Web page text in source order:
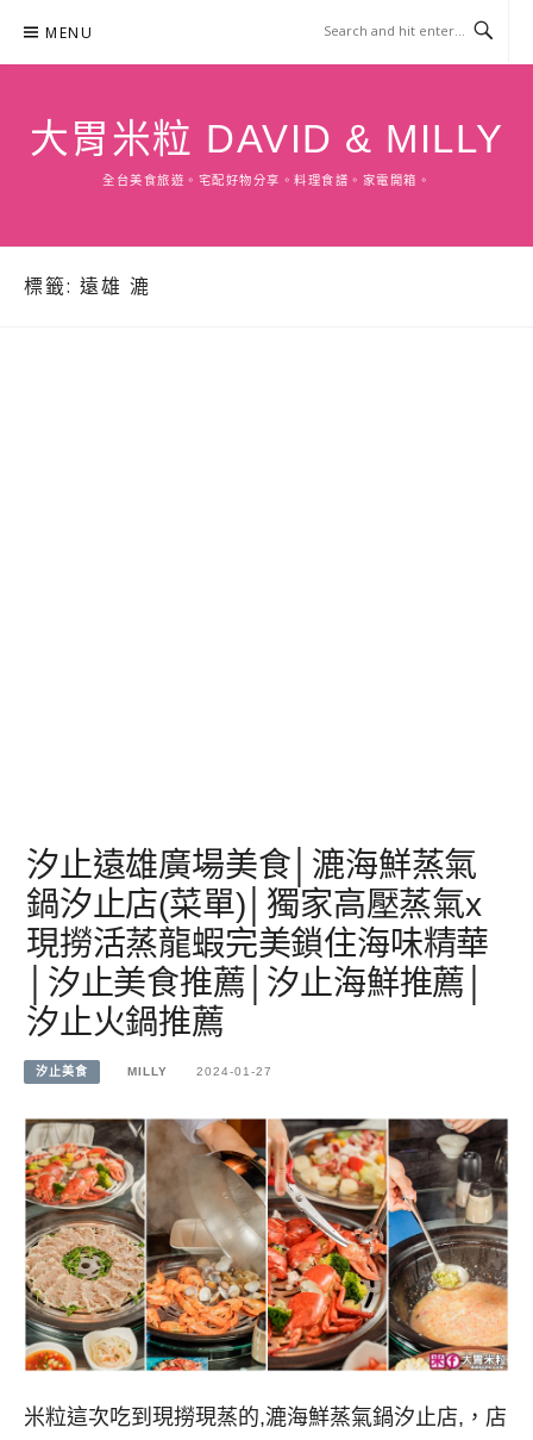
content
MENU
大胃米粒 DAVID & MILLY
全台美食旅遊。宅配好物分享。料理食譜。家電開箱。
標籤: 遠雄 漉
汐止遠雄廣場美食│漉海鮮蒸氣
鍋汐止店(菜單)│獨家高壓蒸氣x
現撈活蒸龍蝦完美鎖住海味精華
│汐止美食推薦│汐止海鮮推薦│
汐止火鍋推薦
汐止美食 MILLY 2024-01-27
米粒這次吃到現撈現蒸的,漉海鮮蒸氣鍋汐止店,，店